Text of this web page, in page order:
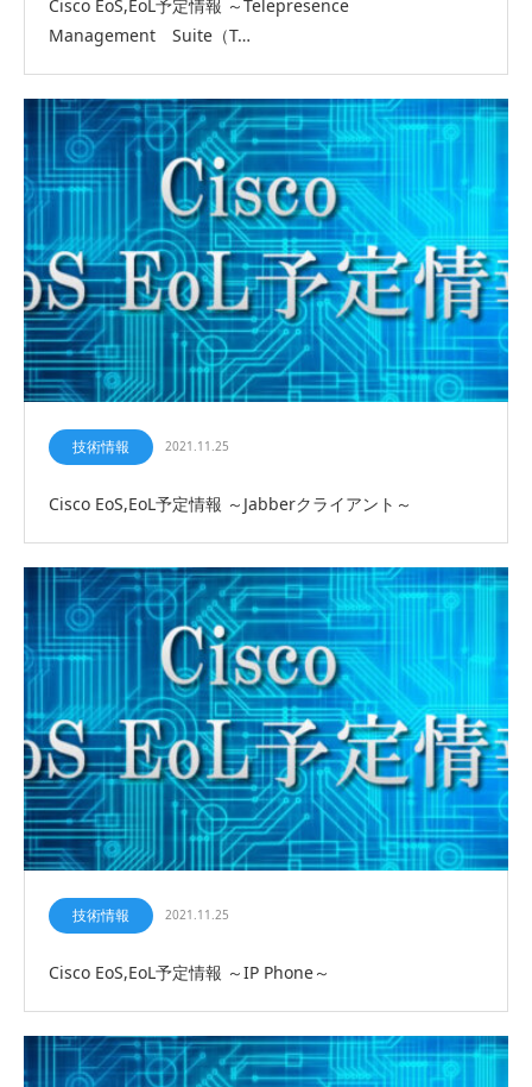
Cisco EoS,EoL予定情報 ～Telepresence
Management Suite（T…
技術情報 2021.11.25
Cisco EoS,EoL予定情報 ～Jabberクライアント～
技術情報 2021.11.25
Cisco EoS,EoL予定情報 ～IP Phone～